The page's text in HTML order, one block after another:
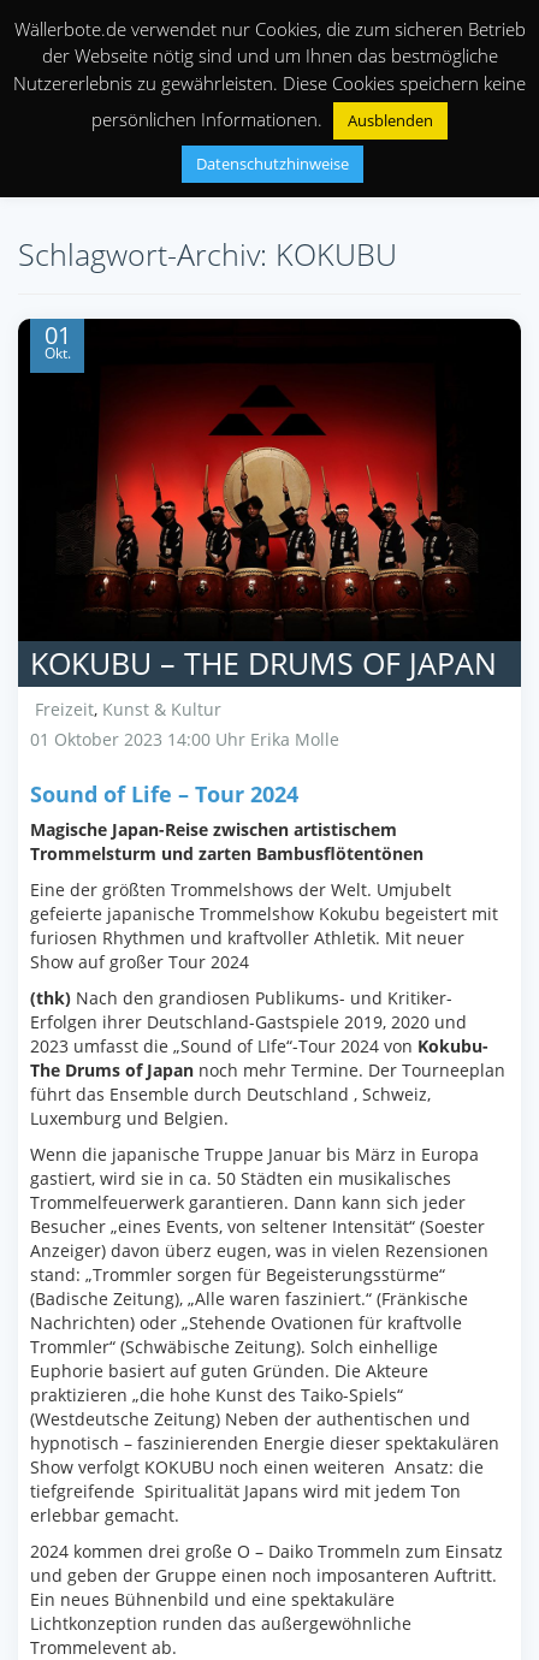
Schlagwort-Archiv: KOKUBU
01
Okt.
KOKUBU – THE DRUMS OF JAPAN
Freizeit, Kunst & Kultur
01 Oktober 2023 14:00 Uhr Erika Molle
Sound of Life – Tour 2024
Magische Japan-Reise zwischen artistischem
Trommelsturm und zarten Bambusflötentönen
Eine der größten Trommelshows der Welt. Umjubelt
gefeierte japanische Trommelshow Kokubu begeistert mit
furiosen Rhythmen und kraftvoller Athletik. Mit neuer
Show auf großer Tour 2024
(thk) Nach den grandiosen Publikums- und Kritiker-
Erfolgen ihrer Deutschland-Gastspiele 2019, 2020 und
2023 umfasst die „Sound of LIfe“-Tour 2024 von Kokubu-
The Drums of Japan noch mehr Termine. Der Tourneeplan
führt das Ensemble durch Deutschland , Schweiz,
Luxemburg und Belgien.
Wenn die japanische Truppe Januar bis März in Europa
gastiert, wird sie in ca. 50 Städten ein musikalisches
Trommelfeuerwerk garantieren. Dann kann sich jeder
Besucher „eines Events, von seltener Intensität“ (Soester
Anzeiger) davon überz eugen, was in vielen Rezensionen
stand: „Trommler sorgen für Begeisterungsstürme“
(Badische Zeitung), „Alle waren fasziniert.“ (Fränkische
Nachrichten) oder „Stehende Ovationen für kraftvolle
Trommler“ (Schwäbische Zeitung). Solch einhellige
Euphorie basiert auf guten Gründen. Die Akteure
praktizieren „die hohe Kunst des Taiko-Spiels“
(Westdeutsche Zeitung) Neben der authentischen und
hypnotisch – faszinierenden Energie dieser spektakulären
Show verfolgt KOKUBU noch einen weiteren Ansatz: die
tiefgreifende Spiritualität Japans wird mit jedem Ton
erlebbar gemacht.
2024 kommen drei große O – Daiko Trommeln zum Einsatz
und geben der Gruppe einen noch imposanteren Auftritt.
Ein neues Bühnenbild und eine spektakuläre
Lichtkonzeption runden das außergewöhnliche
Trommelevent ab.
Wällerbote.de verwendet nur Cookies, die zum sicheren Betrieb
der Webseite nötig sind und um Ihnen das bestmögliche
Nutzererlebnis zu gewährleisten. Diese Cookies speichern keine
persönlichen Informationen.
Ausblenden
Datenschutzhinweise